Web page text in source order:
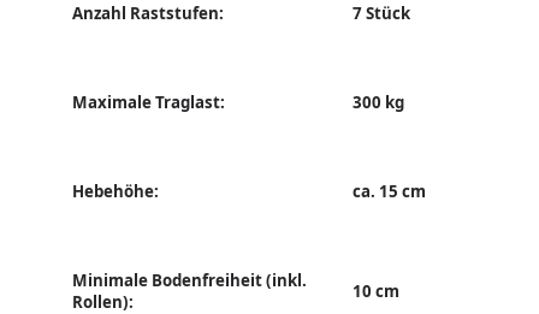
Anzahl Raststufen: 7 Stück
Maximale Traglast: 300 kg
Hebehöhe: ca. 15 cm
Minimale Bodenfreiheit (inkl.
Rollen):
10 cm